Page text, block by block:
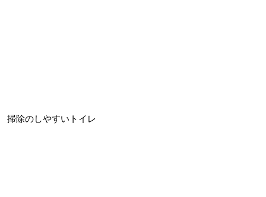
掃除のしやすいトイレ